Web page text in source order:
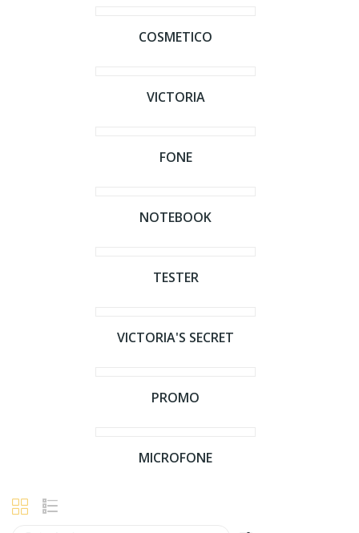
COSMETICO
VICTORIA
FONE
NOTEBOOK
TESTER
VICTORIA'S SECRET
PROMO
MICROFONE